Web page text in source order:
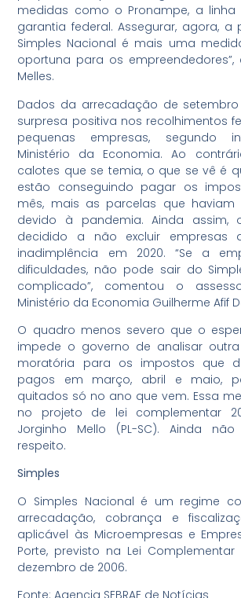
medidas como o Pronampe, a
garantia federal. Assegurar, agora, a
Simples Nacional é mais uma
oportuna para os empreendedores”,
Melles.
Dados da arrecadação de
surpresa positiva nos recolhimentos
pequenas empresas, segundo
Ministério da Economia. Ao
calotes que se temia, o que se vê é
estão conseguindo pagar os
mês, mais as parcelas que haviam
devido à pandemia. Ainda assim,
decidido a não excluir empresas
inadimplência em 2020. “Se a
dificuldades, não pode sair do
complicado”, comentou o
Ministério da Economia Guilherme Afif
O quadro menos severo que o
impede o governo de analisar
moratória para os impostos que
pagos em março, abril e maio,
quitados só no ano que vem. Essa
no projeto de lei complementar
Jorginho Mello (PL-SC). Ainda
respeito.
Simples
O Simples Nacional é um regime
arrecadação, cobrança e
aplicável às Microempresas e
Porte, previsto na Lei Complementar
dezembro de 2006.